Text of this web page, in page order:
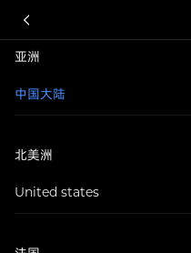
亚洲
中国大陆
北美洲
United states